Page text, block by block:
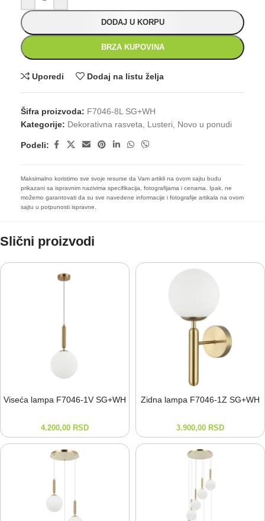
DODAJ U KORPU
BRZA KUPOVINA
Uporedi Dodaj na listu želja
Šifra proizvoda: F7046-8L SG+WH
Kategorije: Dekorativna rasveta Lusteri Novo u ponudi
Podeli:
Maksimalno koristimo sve svoje resurse da Vam artikli na ovom sajtu budu
prikazani sa ispravnim nazivima specifikacija, fotografijama i cenama. Ipak, ne
možemo garantovati da su sve navedene informacije i fotografije artikala na ovom
sajtu u potpunosti ispravne.
Slični proizvodi
Viseća lampa F7046-⁠1V SG+WH
4.200,00 RSD
Zidna lampa F7046-⁠1Z SG+WH
3.900,00 RSD